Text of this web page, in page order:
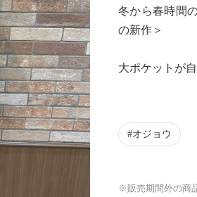
Next
冬から春時間
の新作＞
大ポケットが
オジョウ
※販売期間外の商